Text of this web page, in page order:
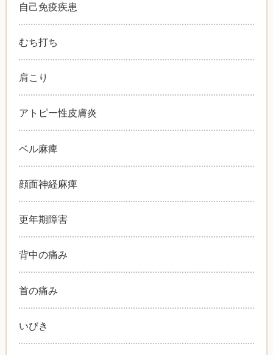
自己免疫疾患
むち打ち
肩こり
アトピー性皮膚炎
ベル麻痺
顔面神経麻痺
更年期障害
背中の痛み
首の痛み
いびき